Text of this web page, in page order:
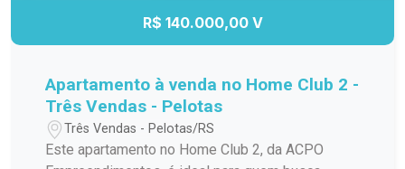
R$ 140.000,00 V
Apartamento à venda no Home Club 2 -
Três Vendas - Pelotas
Três Vendas - Pelotas/RS
Este apartamento no Home Club 2, da ACPO